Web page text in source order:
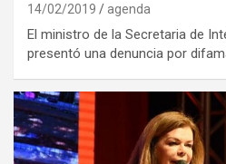
14/02/2019 agenda
El ministro de la Secretaria de
presentó una denuncia por